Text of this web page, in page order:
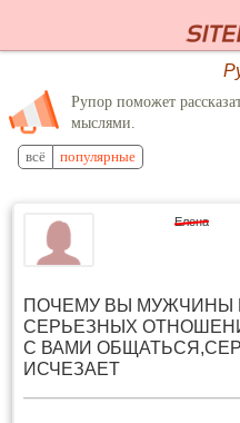
Рупор поможет
мыслями.
всё популярные
Елена
ПОЧЕМУ ВЫ МУЖЧИНЫ
СЕРЬЕЗНЫХ
С ВАМИ
ИСЧЕЗАЕТ